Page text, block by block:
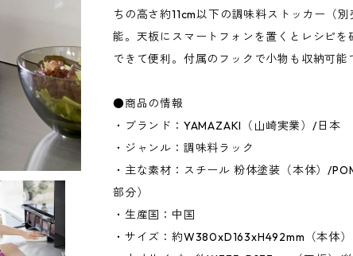
ちの高さ約11cm以下の調味料ストッカー（
能。天板にスマートフォンを置くとレシピを
できて便利。付属のフックで小物も収納可能
●商品の情報
・ブランド：YAMAZAKI（山崎実業）/日本
・ジャンル：調味料ラック
・主な素材：スチール 粉体塗装（本体）/
部分）
・生産国：中国
・サイズ：約W380xD163xH492mm（本体）